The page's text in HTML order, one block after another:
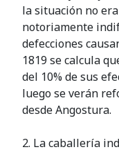
la situación no
notoriamente
defecciones
1819 se calcula
del 10% de sus
luego se verán
desde Angostura.
2. La caballería